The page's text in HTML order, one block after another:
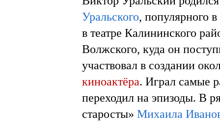
Уральского, популярного
в театре Калининского
Волжского, куда он
участвовал в создании
киноактёра. Играл самые
переходил на эпизоды. В
старосты» Михаила